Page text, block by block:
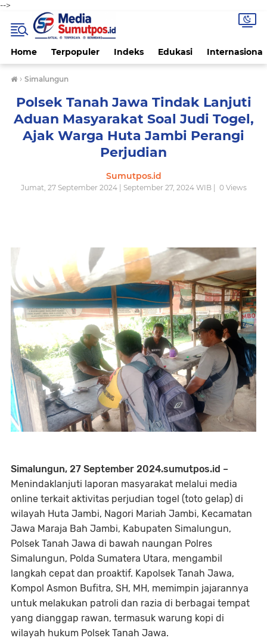
-->
Home Terpopuler Indeks Edukasi Internasional
› Simalungun
Polsek Tanah Jawa Tindak Lanjuti
Aduan Masyarakat Soal Judi Togel,
Ajak Warga Huta Jambi Perangi
Perjudian
Sumutpos.id
Jumat, 27 September 2024 | September 27, 2024 WIB | 0Views
Simalungun, 27 September 2024.sumutpos.id –
Menindaklanjuti laporan masyarakat melalui media
online terkait aktivitas perjudian togel (toto gelap) di
wilayah Huta Jambi, Nagori Mariah Jambi, Kecamatan
Jawa Maraja Bah Jambi, Kabupaten Simalungun,
Polsek Tanah Jawa di bawah naungan Polres
Simalungun, Polda Sumatera Utara, mengambil
langkah cepat dan proaktif. Kapolsek Tanah Jawa,
Kompol Asmon Bufitra, SH, MH, memimpin jajarannya
untuk melakukan patroli dan razia di berbagai tempat
yang dianggap rawan, termasuk warung kopi di
wilayah hukum Polsek Tanah Jawa.